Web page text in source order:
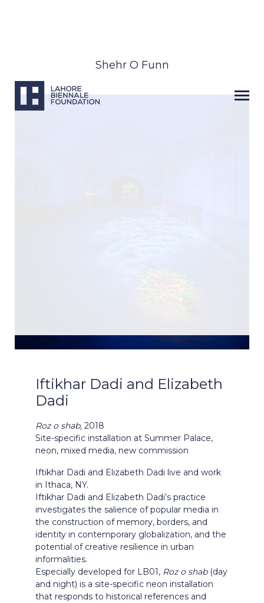
Shehr O Funn
Next
Iftikhar Dadi and Elizabeth
Dadi
Roz o shab, 2018
Site-specific installation at Summer Palace,
neon, mixed media, new commission
Iftikhar Dadi and Elizabeth Dadi live and work
in Ithaca, NY.
Iftikhar Dadi and Elizabeth Dadi’s practice
investigates the salience of popular media in
the construction of memory, borders, and
identity in contemporary globalization, and the
potential of creative resilience in urban
informalities.
Especially developed for LB01, Roz o shab(day
and night) is a site-specific neon installation
that responds to historical references and